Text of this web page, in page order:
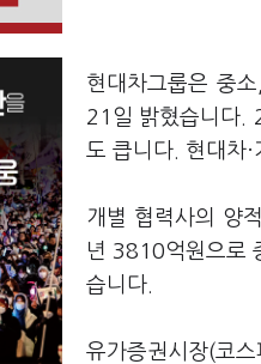
현대차그룹은 중
21일 밝혔습니다.
도 큽니다. 현대차
개별 협력사의 양
년 3810억원으로
습니다.
유가증권시장(코